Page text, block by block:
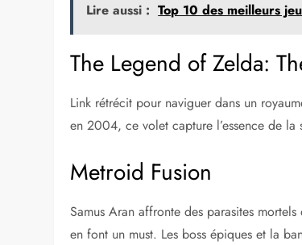
Lire aussi : Top 10 des meilleurs
The Legend of Zelda:
Link rétrécit pour naviguer dans un
en 2004, ce volet capture l’essence de
Metroid Fusion
Samus Aran affronte des parasites
en font un must. Les boss épiques et la